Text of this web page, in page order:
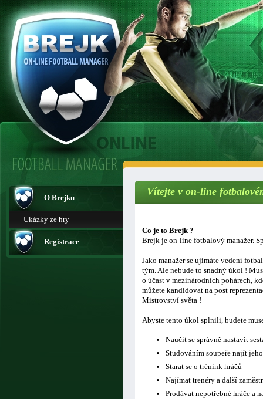
O Brejku
Ukázky ze hry
Registrace
Vítejte v on-line
Co je to Brejk ?
Brejk je on-line fotbalový manažer.
Jako manažer se ujímáte vedení
tým. Ale nebude to snadný úkol !
o účast v mezinárodních pohárech,
můžete kandidovat na post
Mistrovství světa !
Abyste tento úkol splnili, budete
Naučit se správně nastavit
Studováním soupeře najít
Starat se o trénink hráčů
Najímat trenéry a další
Prodávat nepotřebné hráče a